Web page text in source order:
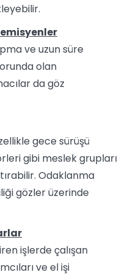
ve uzun süre
olan
da göz
gece sürüşü
gibi meslek grupları
Odaklanma
gözler üzerinde
işlerde çalışan
ve el işi